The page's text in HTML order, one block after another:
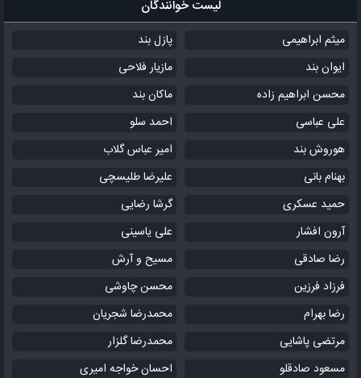
لیست خوانندگان
میثم ابراهیمی
پازل بند
ایوان بند
مازیار فلاحی
محسن ابراهیم زاده
ماکان بند
علی عباسی
احمد سلو
هوروش بند
امیر عباس گلاب
بهنام بانی
علیرضا طلیسچی
حمید عسکری
گرشا رضایی
آرون افشار
علی یاسینی
رضا صادقی
مسیح و آرش
فرزاد فرزین
محسن چاوشی
رضا بهرام
محمدرضا شجریان
مرتضی پاشایی
محمدرضا گلزار
مسعود صادقلو
احسان خواجه امیری